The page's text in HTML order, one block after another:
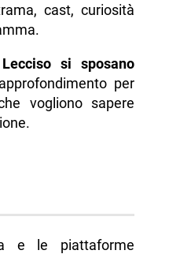
cast, curiosità
si sposano
per
vogliono sapere
e le piattaforme